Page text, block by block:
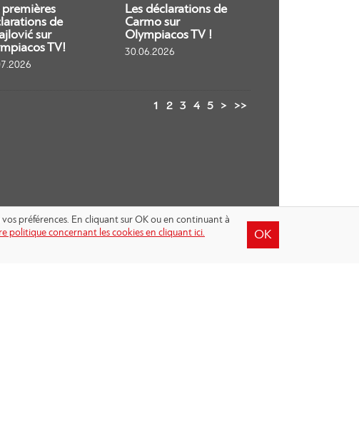
premières
de
sur
TV!
Les déclarations de
Carmo sur
Olympiacos TV !
30.06.2026
1 2 3 4 5 > >>
préférences. En cliquant sur OK ou en continuant à
politique concernant les cookies en cliquant ici. OK